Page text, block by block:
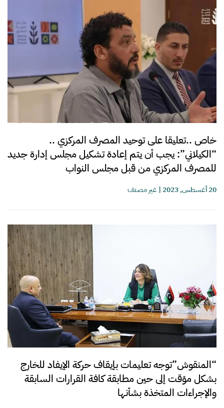
خاص ..تعليقا على توحيد المصرف المركزي ..
“الكيلاني”: يجب أن يتم إعادة تشكيل مجلس إدارة جديد
للمصرف المركزي من قبل مجلس النواب
20 أغسطس, 2023 | غير مصنف
“المنقوش”توجه تعليمات بإيقاف حركة الإيفاد للخارج
بشكل مؤقت إلى حين مطابقة كافة القرارات السابقة
والإجراءات المتخذة بشأنها